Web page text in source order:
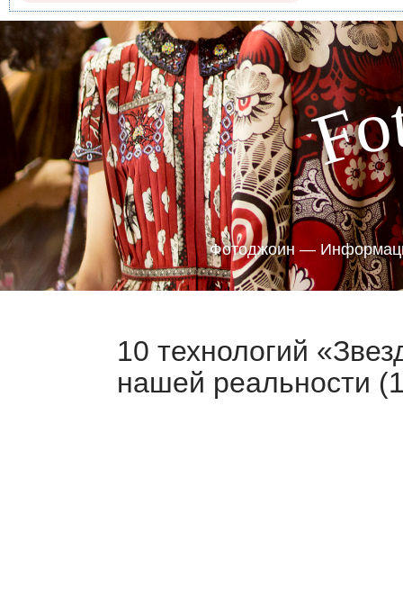
Fo
Фотоджоин —
10 технологий
нашей реальности